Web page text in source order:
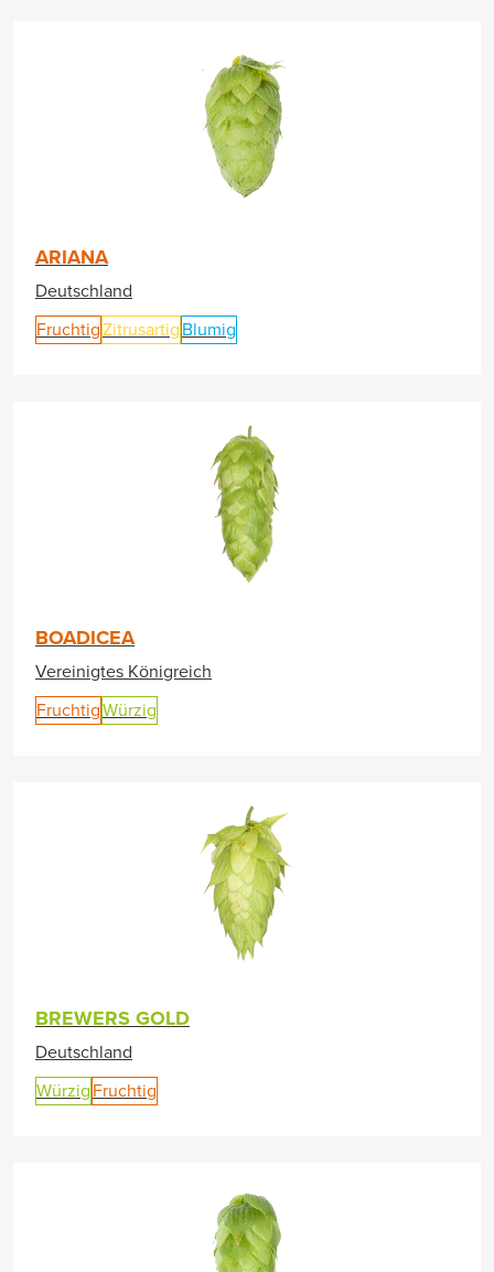
ARIANA
Deutschland
FruchtigZitrusartig Blumig
BOADICEA
Vereinigtes Königreich
FruchtigWürzig
BREWERS GOLD
Deutschland
Würzig Fruchtig